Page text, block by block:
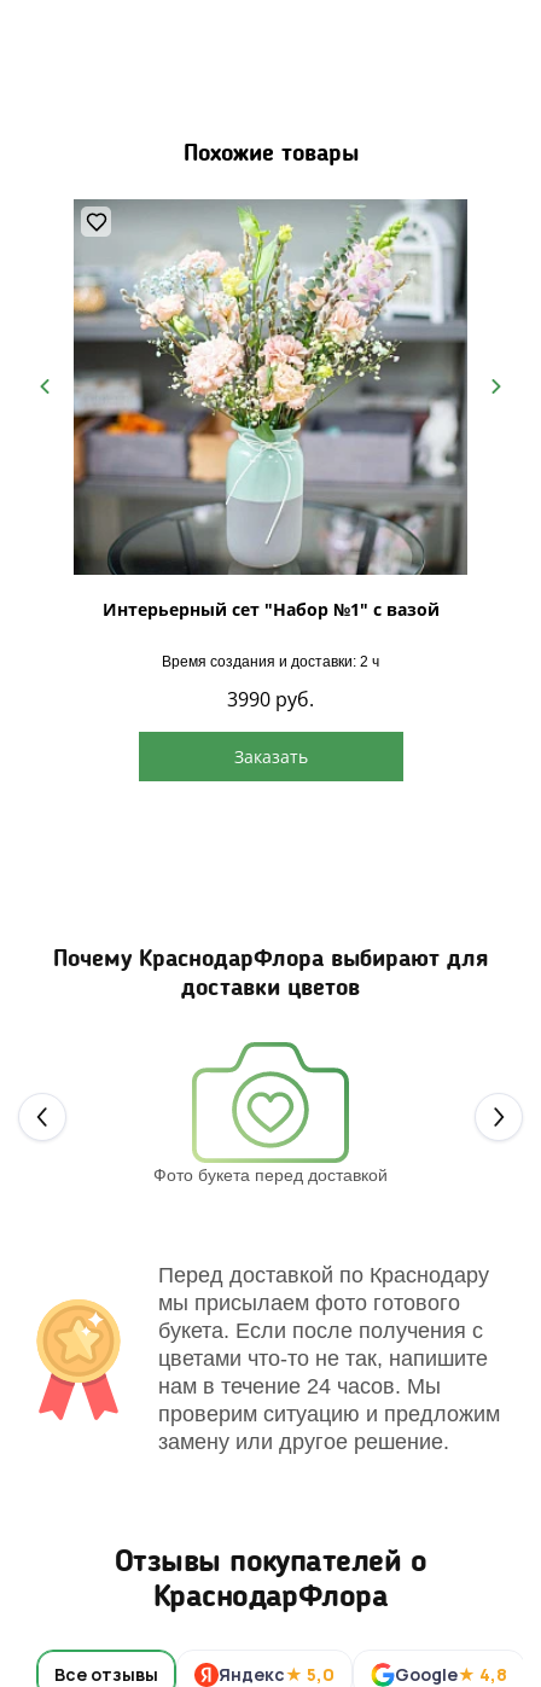
Похожие товары
Интерьерный сет "Набор №1" с вазой
Время создания и доставки: 2 ч
3990 руб.
Заказать
Почему КраснодарФлора выбирают для
доставки цветов
Фото букета перед доставкой
Перед доставкой по Краснодару
мы присылаем фото готового
букета. Если после получения с
цветами что-то не так, напишите
нам в течение 24 часов. Мы
проверим ситуацию и предложим
замену или другое решение.
Отзывы покупателей о
КраснодарФлора
Все отзывы Яндекс★ 5,0 Google★ 4,8